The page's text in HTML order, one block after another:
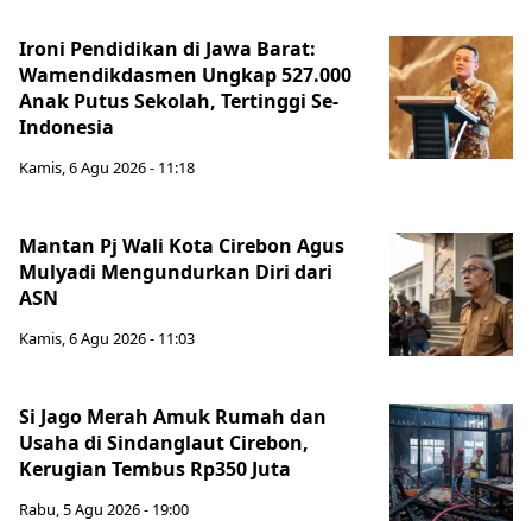
Ironi Pendidikan di Jawa Barat:
Wamendikdasmen Ungkap 527.000
Anak Putus Sekolah, Tertinggi Se-
Indonesia
Kamis, 6 Agu 2026 - 11:18
Mantan Pj Wali Kota Cirebon Agus
Mulyadi Mengundurkan Diri dari
ASN
Kamis, 6 Agu 2026 - 11:03
Si Jago Merah Amuk Rumah dan
Usaha di Sindanglaut Cirebon,
Kerugian Tembus Rp350 Juta
Rabu, 5 Agu 2026 - 19:00